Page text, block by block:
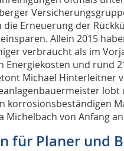
Erneuerung der
Allein 2015
verbraucht als im
Energiekosten und rund
Michael Hinterleitner
korrosionsbeständigen
von Anfang
für Planer und